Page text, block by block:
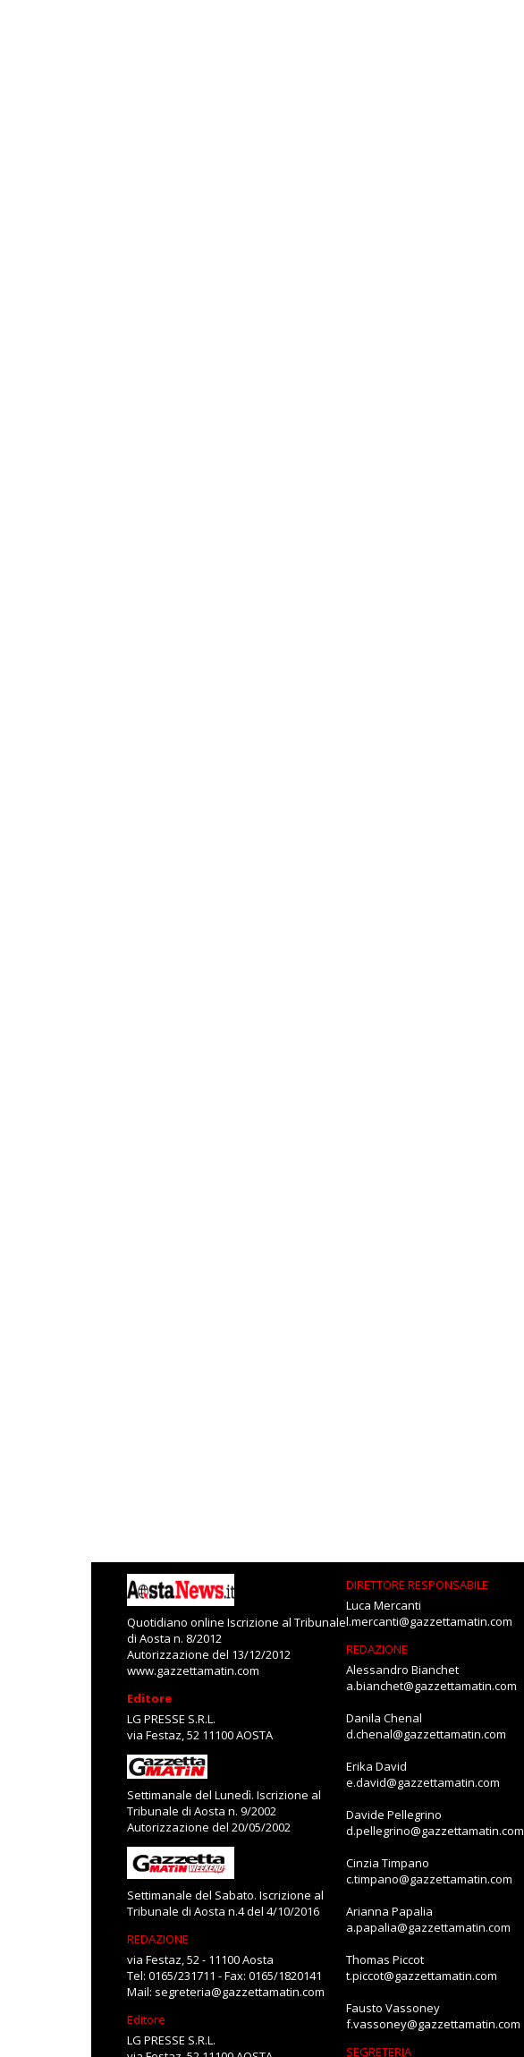
Quotidiano online Iscrizione al Tribunale
di Aosta n. 8/2012
Autorizzazione del 13/12/2012
www.gazzettamatin.com
Editore
LG PRESSE S.R.L.
via Festaz, 52 11100 AOSTA
Settimanale del Lunedì. Iscrizione al
Tribunale di Aosta n. 9/2002
Autorizzazione del 20/05/2002
Settimanale del Sabato. Iscrizione al
Tribunale di Aosta n.4 del 4/10/2016
REDAZIONE
via Festaz, 52 - 11100 Aosta
Tel: 0165/231711 - Fax: 0165/1820141
Mail: segreteria@gazzettamatin.com
Editore
LG PRESSE S.R.L.
DIRETTORE RESPONSABILE
Luca Mercanti
l.mercanti@gazzettamatin.com
REDAZIONE
Alessandro Bianchet
a.bianchet@gazzettamatin.com
Danila Chenal
d.chenal@gazzettamatin.com
Erika David
e.david@gazzettamatin.com
Davide Pellegrino
d.pellegrino@gazzettamatin.com
Cinzia Timpano
c.timpano@gazzettamatin.com
Arianna Papalia
a.papalia@gazzettamatin.com
Thomas Piccot
t.piccot@gazzettamatin.com
Fausto Vassoney
f.vassoney@gazzettamatin.com
SEGRETERIA